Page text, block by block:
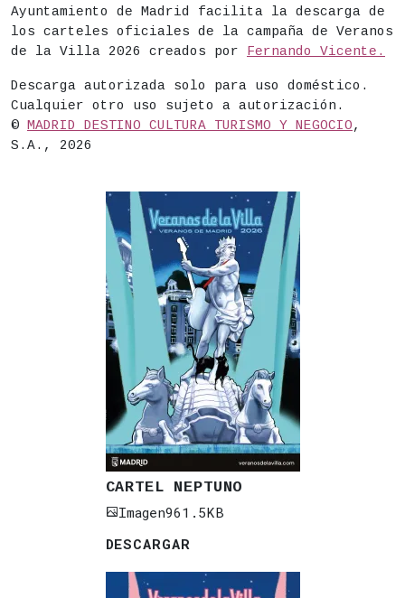
Ayuntamiento de Madrid facilita la descarga de
los carteles oficiales de la campaña de Veranos
de la Villa 2026 creados por
Fernando Vicente.
Descarga autorizada solo para uso doméstico.
Cualquier otro uso sujeto a autorización.
©
MADRID DESTINO CULTURA TURISMO Y NEGOCIO,
S.A., 2026
CARTEL NEPTUNO
Imagen961.5KB
DESCARGAR